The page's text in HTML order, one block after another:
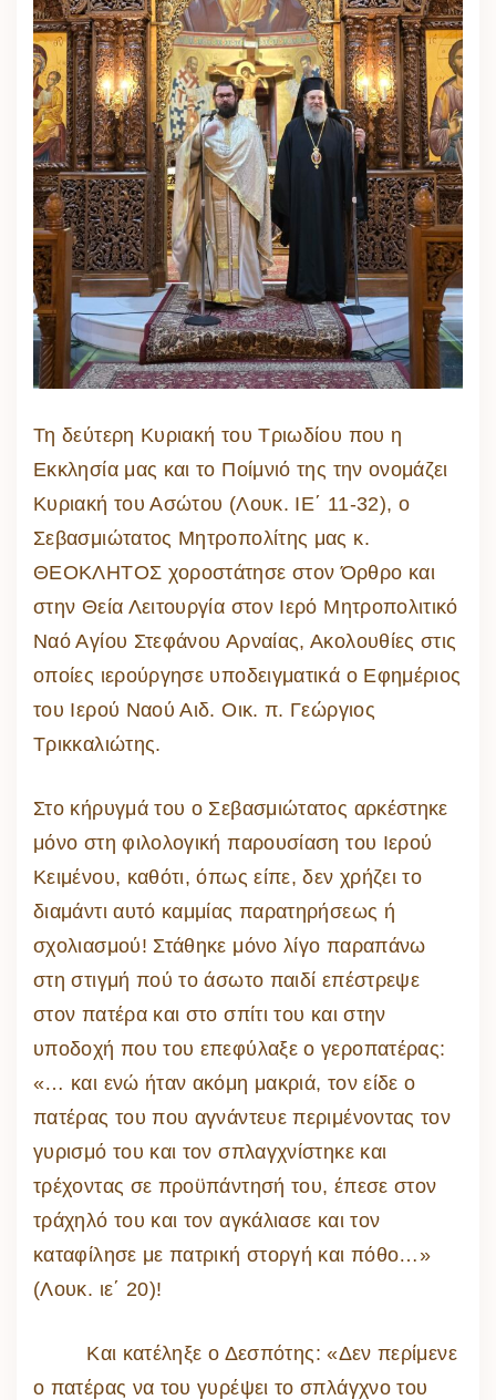
Τη δεύτερη Κυριακή του Τριωδίου που η
Εκκλησία μας και το Ποίμνιό της την ονομάζει
Κυριακή του Ασώτου (Λουκ. ΙΕ΄ 11-32), ο
Σεβασμιώτατος Μητροπολίτης μας κ.
ΘΕΟΚΛΗΤΟΣ χοροστάτησε στον Όρθρο και
στην Θεία Λειτουργία στον Ιερό Μητροπολιτικό
Ναό Αγίου Στεφάνου Αρναίας, Ακολουθίες στις
οποίες ιερούργησε υποδειγματικά ο Εφημέριος
του Ιερού Ναού Αιδ. Οικ. π. Γεώργιος
Τρικκαλιώτης.
Στο κήρυγμά του ο Σεβασμιώτατος αρκέστηκε
μόνο στη φιλολογική παρουσίαση του Ιερού
Κειμένου, καθότι, όπως είπε, δεν χρήζει το
διαμάντι αυτό καμμίας παρατηρήσεως ή
σχολιασμού! Στάθηκε μόνο λίγο παραπάνω
στη στιγμή πού το άσωτο παιδί επέστρεψε
στον πατέρα και στο σπίτι του και στην
υποδοχή που του επεφύλαξε ο γεροπατέρας:
«… και ενώ ήταν ακόμη μακριά, τον είδε ο
πατέρας του που αγνάντευε περιμένοντας τον
γυρισμό του και τον σπλαγχνίστηκε και
τρέχοντας σε προϋπάντησή του, έπεσε στον
τράχηλό του και τον αγκάλιασε και τον
καταφίλησε με πατρική στοργή και πόθο…»
(Λουκ. ιε΄ 20)!
Και κατέληξε ο Δεσπότης: «Δεν περίμενε
ο πατέρας να του γυρέψει το σπλάγχνο του